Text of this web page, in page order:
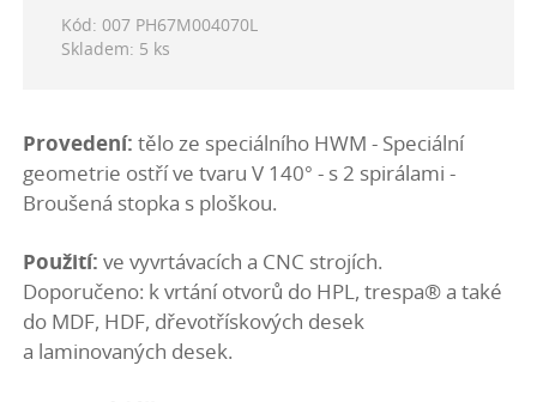
Kód: 007 PH67M004070L
Skladem: 5 ks
Provedení: tělo ze speciálního HWM - Speciální
geometrie ostří ve tvaru V 140° - s 2 spirálami -
Broušená stopka s ploškou.
Použití: ve vyvrtávacích a CNC strojích.
Doporučeno: k vrtání otvorů do HPL, trespa® a také
do MDF, HDF, dřevotřískových desek
a laminovaných desek.